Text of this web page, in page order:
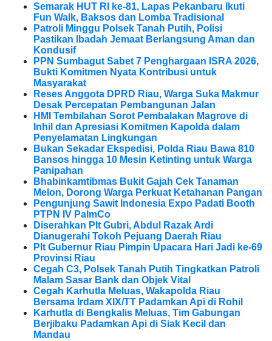
Semarak HUT RI ke-81, Lapas Pekanbaru Ikuti
Fun Walk, Baksos dan Lomba Tradisional
Patroli Minggu Polsek Tanah Putih, Polisi
Pastikan Ibadah Jemaat Berlangsung Aman dan
Kondusif
PPN Sumbagut Sabet 7 Penghargaan ISRA 2026,
Bukti Komitmen Nyata Kontribusi untuk
Masyarakat
Reses Anggota DPRD Riau, Warga Suka Makmur
Desak Percepatan Pembangunan Jalan
HMI Tembilahan Sorot Pembalakan Magrove di
Inhil dan Apresiasi Komitmen Kapolda dalam
Penyelamatan Lingkungan
Bukan Sekadar Ekspedisi, Polda Riau Bawa 810
Bansos hingga 10 Mesin Ketinting untuk Warga
Panipahan
Bhabinkamtibmas Bukit Gajah Cek Tanaman
Melon, Dorong Warga Perkuat Ketahanan Pangan
Pengunjung Sawit Indonesia Expo Padati Booth
PTPN IV PalmCo
Diserahkan Plt Gubri, Abdul Razak Ardi
Dianugerahi Tokoh Pejuang Daerah Riau
Plt Gubernur Riau Pimpin Upacara Hari Jadi ke-69
Provinsi Riau
Cegah C3, Polsek Tanah Putih Tingkatkan Patroli
Malam Sasar Bank dan Objek Vital
Cegah Karhutla Meluas, Wakapolda Riau
Bersama Irdam XIX/TT Padamkan Api di Rohil
Karhutla di Bengkalis Meluas, Tim Gabungan
Berjibaku Padamkan Api di Siak Kecil dan
Mandau